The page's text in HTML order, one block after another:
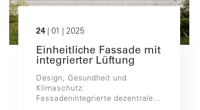
24 | 01 | 2025
Einheitliche Fassade mit
integrierter Lüftung
Design, Gesundheit und
Klimaschutz:
Fassadenintegrierte dezentrale...